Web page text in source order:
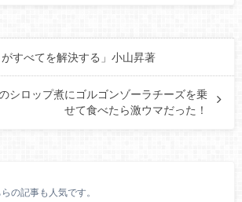
すべてを解決する」小山昇著
シロップ煮にゴルゴンゾーラチーズを乗
せて食べたら激ウマだった！
らの記事も人気です。